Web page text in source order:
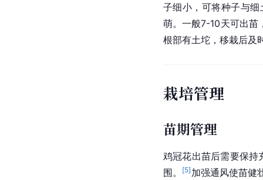
子细小，可将种子与
萌。一般7-10天可出苗
根部有土坨，移栽后及
栽培管理
苗期管理
鸡冠花出苗后需要保持
围。
[5] 加强通风使苗健